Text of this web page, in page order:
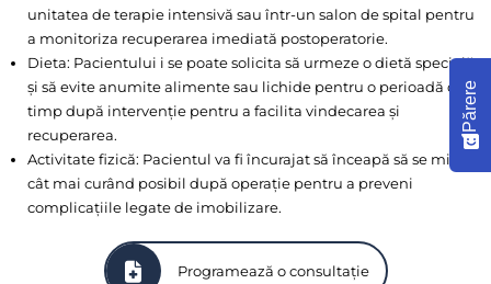
unitatea de terapie intensivă sau într-un salon de spital pentru
a monitoriza recuperarea imediată postoperatorie.
Dieta: Pacientului i se poate solicita să urmeze o dietă specială
și să evite anumite alimente sau lichide pentru o perioadă de
timp după intervenție pentru a facilita vindecarea și
recuperarea.
Activitate fizică: Pacientul va fi încurajat să înceapă să se miște
cât mai curând posibil după operație pentru a preveni
complicațiile legate de imobilizare.
Programează o consultație
Părere